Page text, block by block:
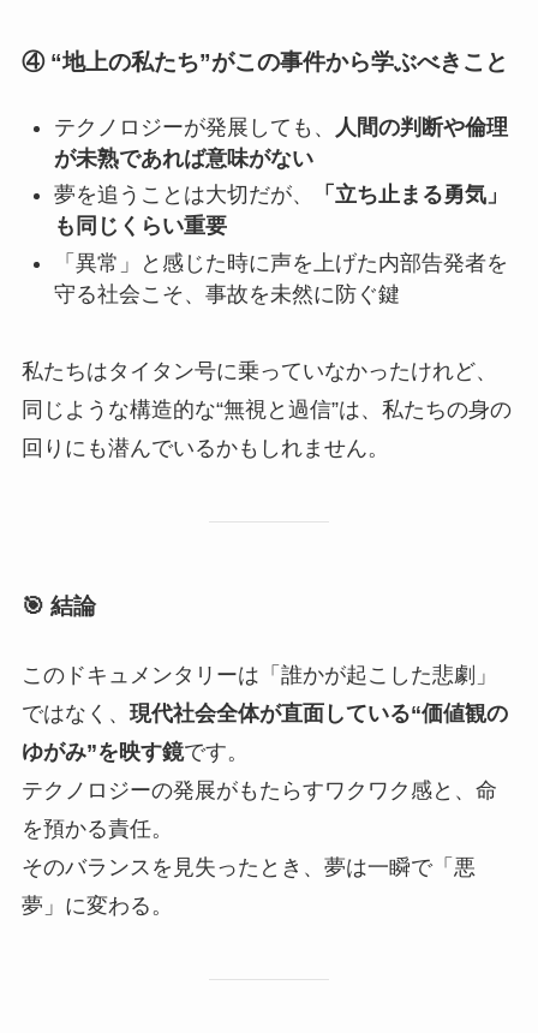
④ “地上の私たち”がこの事件から学ぶべきこと
テクノロジーが発展しても、
人間の判断や倫理
が未熟であれば意味がない
夢を追うことは大切だが、
「立ち止まる勇気」
も同じくらい重要
「異常」と感じた時に声を上げた内部告発者を
守る社会こそ、事故を未然に防ぐ鍵
私たちはタイタン号に乗っていなかったけれど、
同じような構造的な“無視と過信”は、私たちの身の
回りにも潜んでいるかもしれません。
🎯 結論
このドキュメンタリーは「誰かが起こした悲劇」
ではなく、 現代社会全体が直面している“価値観の
ゆがみ”を映す鏡です。
テクノロジーの発展がもたらすワクワク感と、命
を預かる責任。
そのバランスを見失ったとき、夢は一瞬で「悪
夢」に変わる。